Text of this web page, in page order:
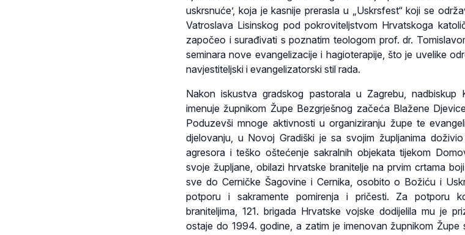
uskrsnuće’, koja je kasnije prerasla u „Uskrsfest“ koji se
Vatroslava Lisinskog pod pokroviteljstvom Hrvatskoga
započeo i surađivati s poznatim teologom prof. dr.
seminara nove evangelizacije i hagioterapije, što je uvelike
navjestiteljski i evangelizatorski stil rada.
Nakon iskustva gradskog pastorala u Zagrebu, nadbiskup
imenuje župnikom Župe Bezgrješnog začeća Blažene
Poduzevši mnoge aktivnosti u organiziranju župe te
djelovanju, u Novoj Gradiški je sa svojim župljanima
agresora i teško oštećenje sakralnih objekata tijekom
svoje župljane, obilazi hrvatske branitelje na prvim crtama
sve do Cerničke Šagovine i Cernika, osobito o Božiću i
potporu i sakramente pomirenja i pričesti. Za potporu
braniteljima, 121. brigada Hrvatske vojske dodijelila mu je
ostaje do 1994. godine, a zatim je imenovan župnikom